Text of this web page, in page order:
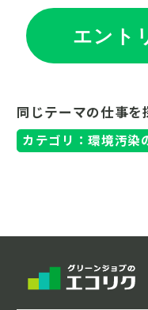
エント
同じテーマの仕事を
カテゴリ：環境汚染